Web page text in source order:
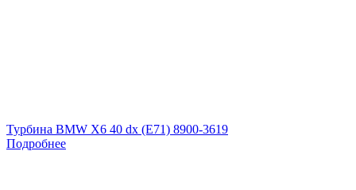
Турбина BMW X6 40 dx (E71) 8900-3619
Подробнее